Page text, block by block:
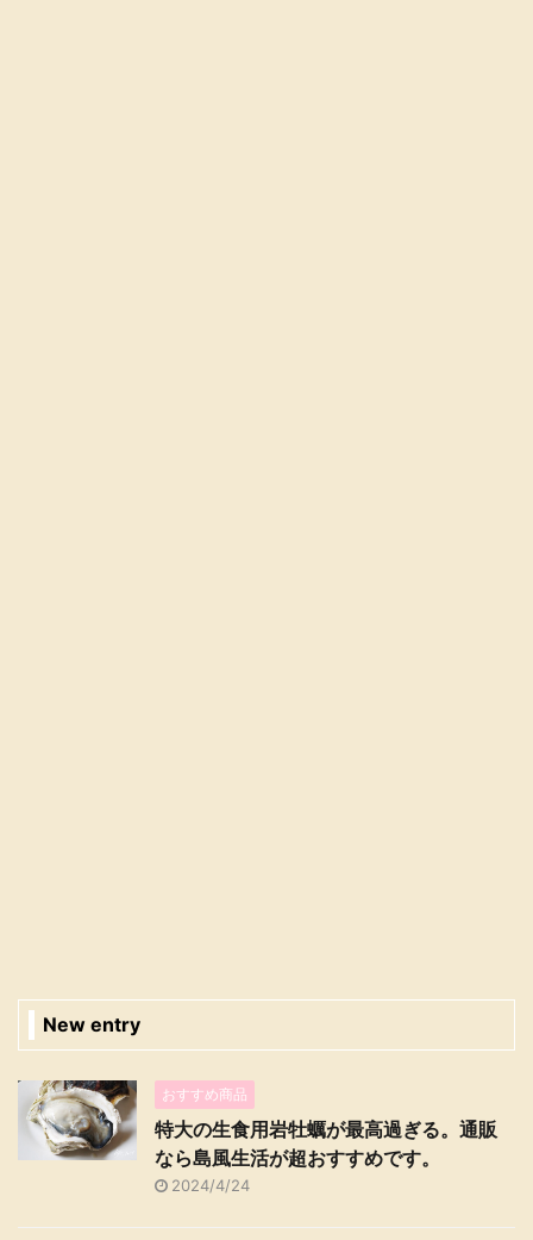
New entry
おすすめ商品
特大の生食用岩牡蠣が最高過ぎる。通販
なら島風生活が超おすすめです。
2024/4/24